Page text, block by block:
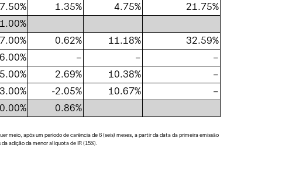
7.50% 1.35% 4.75%
21.75%
7.00% 0.62% 11.18%
32.59%
6.00% – –
–
5.00% 2.69% 10.38%
–
3.00% -2.05% 10.67%
–
0.86%
meio, após um período de carência de 6 (seis) meses, a partir da data da primeira emissão
adição da menor alíquota de IR (15%).